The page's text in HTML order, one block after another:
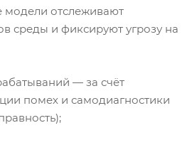
модели отслеживают
среды и фиксируют угрозу на
— за счёт
помех и самодиагностики